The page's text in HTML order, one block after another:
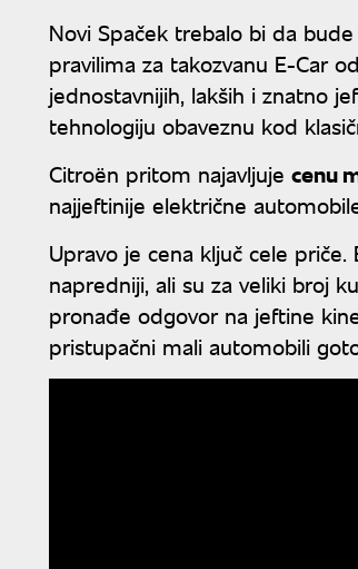
Novi Spaček trebalo bi da bude
pravilima za takozvanu E-Car
jednostavnijih, lakših i znatno
tehnologiju obaveznu kod
Citroën pritom najavljuje cenu
najjeftinije električne
Upravo je cena ključ cele
napredniji, ali su za veliki broj
pronađe odgovor na jeftine
pristupačni mali automobili